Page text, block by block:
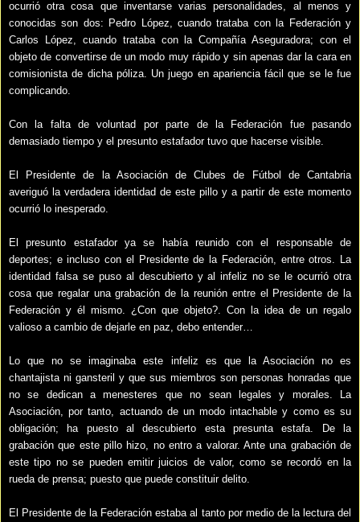
ocurrió otra cosa que inventarse varias personalidades, al menos y
conocidas son dos: Pedro López, cuando trataba con la Federación y
Carlos López, cuando trataba con la Compañía Aseguradora; con el
objeto de convertirse de un modo muy rápido y sin apenas dar la cara en
comisionista de dicha póliza. Un juego en apariencia fácil que se le fue
complicando.
Con la falta de voluntad por parte de la Federación fue pasando
demasiado tiempo y el presunto estafador tuvo que hacerse visible.
El Presidente de la Asociación de Clubes de Fútbol de Cantabria
averiguó la verdadera identidad de este pillo y a partir de este momento
ocurrió lo inesperado.
El presunto estafador ya se había reunido con el responsable de
deportes; e incluso con el Presidente de la Federación, entre otros. La
identidad falsa se puso al descubierto y al infeliz no se le ocurrió otra
cosa que regalar una grabación de la reunión entre el Presidente de la
Federación y él mismo. ¿Con que objeto?. Con la idea de un regalo
valioso a cambio de dejarle en paz, debo entender…
Lo que no se imaginaba este infeliz es que la Asociación no es
chantajista ni gansteril y que sus miembros son personas honradas que
no se dedican a menesteres que no sean legales y morales. La
Asociación, por tanto, actuando de un modo intachable y como es su
obligación; ha puesto al descubierto esta presunta estafa. De la
grabación que este pillo hizo, no entro a valorar. Ante una grabación de
este tipo no se pueden emitir juicios de valor, como se recordó en la
rueda de prensa; puesto que puede constituir delito.
El Presidente de la Federación estaba al tanto por medio de la lectura del